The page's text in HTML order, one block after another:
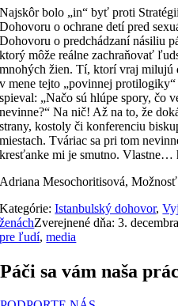
Najskôr bolo „in“ byť proti
Dohovoru o ochrane detí pred
Dohovoru o predchádzaní násiliu
ktorý môže reálne zachraňovať
mnohých žien. Tí, ktorí vraj milujú
v mene tejto „povinnej
spieval: „Načo sú hlúpe spory, čo
nevinne?“ Na nič! Až na to, že
strany, kostoly či konferenciu
miestach. Tváriac sa pri tom
kresťanke mi je smutno. Vlastne…
Adriana Mesochoritisová,
Kategórie:Istanbulský dohovor,
ženáchZverejnené dňa: 3.
pre ľudí,media
Páči sa vám naša